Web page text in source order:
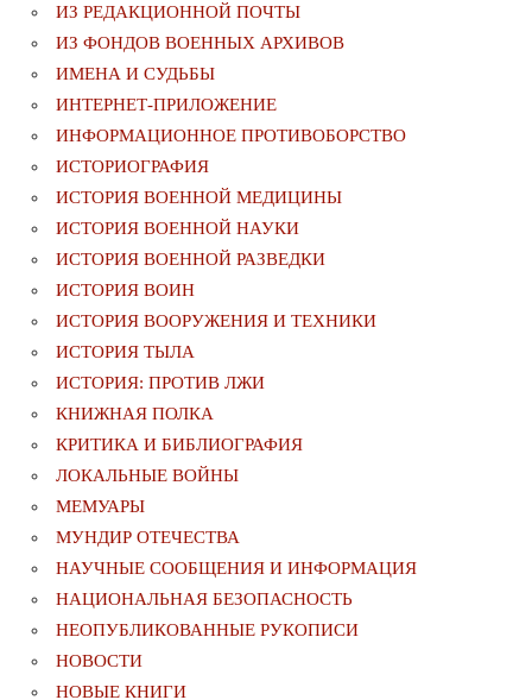
ИЗ РЕДАКЦИОННОЙ ПОЧТЫ
ИЗ ФОНДОВ ВОЕННЫХ АРХИВОВ
ИМЕНА И СУДЬБЫ
ИНТЕРНЕТ-ПРИЛОЖЕНИЕ
ИНФОРМАЦИОННОЕ ПРОТИВОБОРСТВО
ИСТОРИОГРАФИЯ
ИСТОРИЯ ВОЕННОЙ МЕДИЦИНЫ
ИСТОРИЯ ВОЕННОЙ НАУКИ
ИСТОРИЯ ВОЕННОЙ РАЗВЕДКИ
ИСТОРИЯ ВОИН
ИСТОРИЯ ВООРУЖЕНИЯ И ТЕХНИКИ
ИСТОРИЯ ТЫЛА
ИСТОРИЯ: ПРОТИВ ЛЖИ
КНИЖНАЯ ПОЛКА
КРИТИКА И БИБЛИОГРАФИЯ
ЛОКАЛЬНЫЕ ВОЙНЫ
МЕМУАРЫ
МУНДИР ОТЕЧЕСТВА
НАУЧНЫЕ СООБЩЕНИЯ И ИНФОРМАЦИЯ
НАЦИОНАЛЬНАЯ БЕЗОПАСНОСТЬ
НЕОПУБЛИКОВАННЫЕ РУКОПИСИ
НОВОСТИ
НОВЫЕ КНИГИ